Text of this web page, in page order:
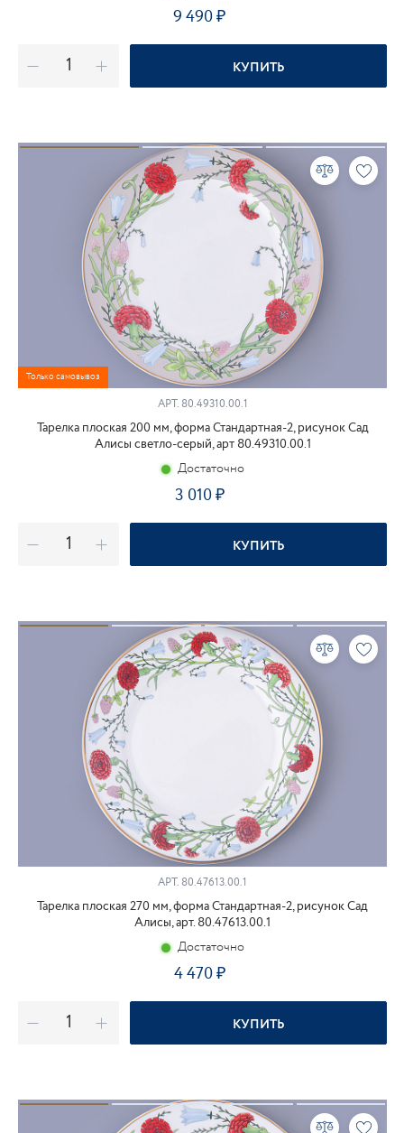
9 490
КУПИТЬ
Только самовывоз
АРТ.80.49310.00.1
Тарелка плоская 200 мм, форма Стандартная-2, рисунок Сад
Алисы светло-серый, арт 80.49310.00.1
Достаточно
3 010
КУПИТЬ
АРТ. 80.47613.00.1
Тарелка плоская 270 мм, форма Стандартная-2, рисунок Сад
Алисы, арт. 80.47613.00.1
Достаточно
4 470
КУПИТЬ